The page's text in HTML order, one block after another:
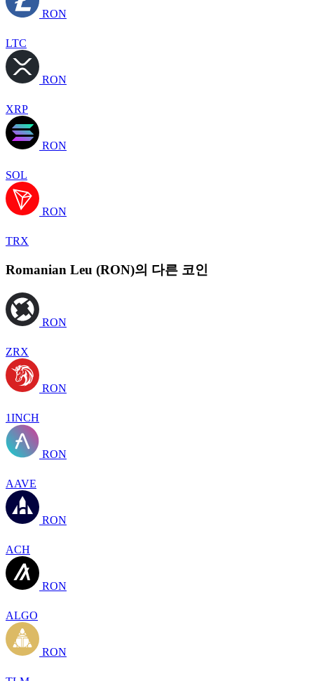
RON
LTC
RON
XRP
RON
SOL
RON
TRX
Romanian Leu (RON)의 다른 코인
RON
ZRX
RON
1INCH
RON
AAVE
RON
ACH
RON
ALGO
RON